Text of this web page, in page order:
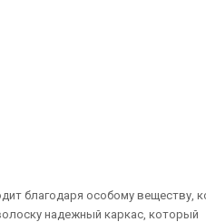
благодаря особому веществу,
надежный каркас, который